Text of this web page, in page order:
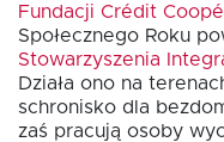
EN
Fundacji Crédit
Społecznego Roku
Stowarzyszenia
Działa ono na
schronisko dla
zaś pracują osoby